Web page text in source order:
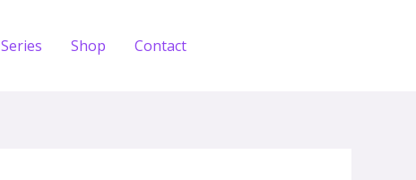
Series Shop Contact